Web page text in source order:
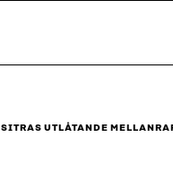
SITRAS UTLÅTANDE